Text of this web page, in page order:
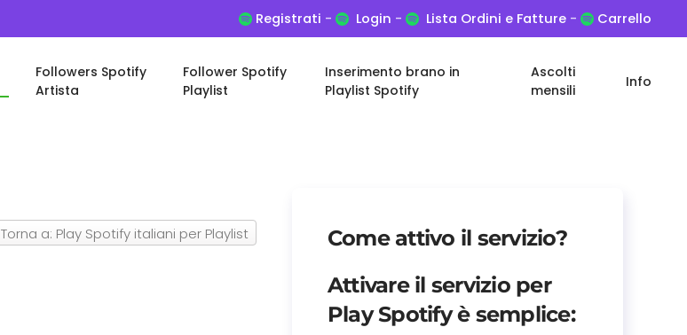
Registrati - Login - Lista Ordini e Fatture - Carrello
Followers Spotify
Artista
Follower Spotify
Playlist
Inserimento brano in
Playlist Spotify
Ascolti
mensili
Info
Torna a: Play Spotify italiani per Playlist
Come attivo il servizio?
Attivare il servizio per
Play Spotifyè semplice: